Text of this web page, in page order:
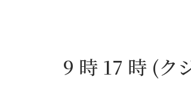
9 時 17 時 (ク